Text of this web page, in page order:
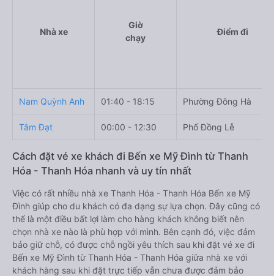
Nhà xe
Giờ
chạy
Điểm đi
Nam Quỳnh Anh 01:40 - 18:15 Phường Đông Hà
Tâm Đạt 00:00 - 12:30 Phố Đồng Lễ
Cách đặt vé xe khách đi Bến xe Mỹ Đình từ Thanh
Hóa - Thanh Hóa nhanh và uy tín nhất
Việc có rất nhiều nhà xe Thanh Hóa - Thanh Hóa Bến xe Mỹ
Đình giúp cho du khách có đa dạng sự lựa chọn. Đây cũng có
thể là một điều bất lợi làm cho hàng khách không biết nên
chọn nhà xe nào là phù hợp với mình. Bên cạnh đó, việc đảm
bảo giữ chỗ, có được chỗ ngồi yêu thích sau khi đặt vé xe đi
Bến xe Mỹ Đình từ Thanh Hóa - Thanh Hóa giữa nhà xe với
khách hàng sau khi đặt trực tiếp vẫn chưa được đảm bảo